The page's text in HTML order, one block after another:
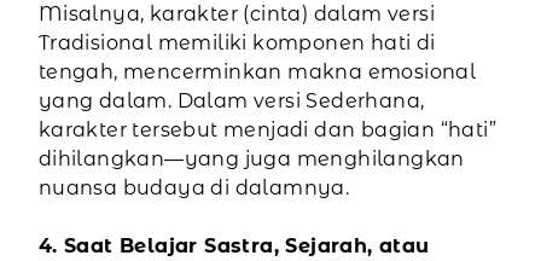
Misalnya, karakter (cinta) dalam versi
Tradisional memiliki komponen hati di
tengah, mencerminkan makna emosional
yang dalam. Dalam versi Sederhana,
karakter tersebut menjadi dan bagian “hati”
dihilangkan—yang juga menghilangkan
nuansa budaya di dalamnya.
4. Saat Belajar Sastra, Sejarah, atau